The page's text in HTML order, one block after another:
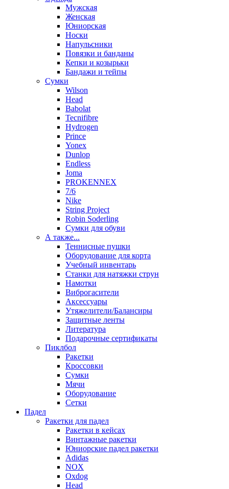
Мужская
Женская
Юниорская
Носки
Напульсники
Повязки и банданы
Кепки и козырьки
Бандажи и тейпы
Сумки
Wilson
Head
Babolat
Tecnifibre
Hydrogen
Prince
Yonex
Dunlop
Endless
Joma
PROKENNEX
7/6
Nike
String Project
Robin Soderling
Сумки для обуви
А также...
Теннисные пушки
Оборудование для корта
Учебный инвентарь
Станки для натяжки струн
Намотки
Виброгасители
Аксессуары
Утяжелители/Балансиры
Защитные ленты
Литература
Подарочные сертификаты
Пиклбол
Ракетки
Кроссовки
Сумки
Мячи
Оборудование
Сетки
Падел
Ракетки для падел
Ракетки в кейсах
Винтажные ракетки
Юниорские падел ракетки
Adidas
NOX
Oxdog
Head